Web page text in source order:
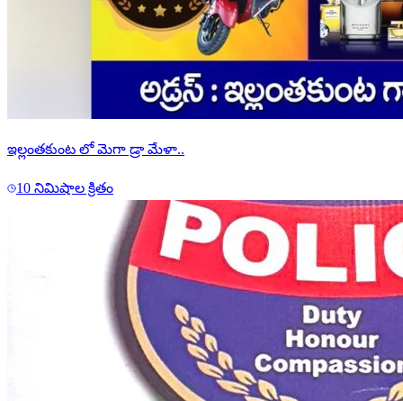
ఇల్లంతకుంట లో మెగా డ్రా మేళా..
10 నిమిషాల క్రితం